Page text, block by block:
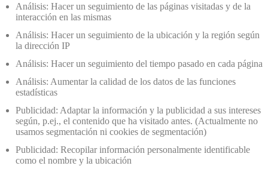
Análisis: Hacer un seguimiento de las páginas visitadas y de la
interacción en las mismas
Análisis: Hacer un seguimiento de la ubicación y la región según
la dirección IP
Análisis: Hacer un seguimiento del tiempo pasado en cada página
Análisis: Aumentar la calidad de los datos de las funciones
estadísticas
Publicidad: Adaptar la información y la publicidad a sus intereses
según, p.ej., el contenido que ha visitado antes. (Actualmente no
usamos segmentación ni cookies de segmentación)
Publicidad: Recopilar información personalmente identificable
como el nombre y la ubicación